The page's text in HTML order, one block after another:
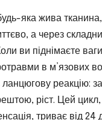
яка жива
а через
ви піднімаєте
в м’язових
ланцюгову реакцію:
ріст. Цей
триває від 24